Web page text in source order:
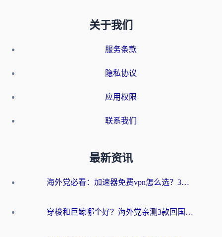
关于我们
服务条款
隐私协议
应用权限
联系我们
最新资讯
海外党必看：加速器免费vpn怎么选？3步教你无缝访问国内资源
穿梭和巨鲸哪个好？海外党亲测3款回国加速器，教你避开90%的坑